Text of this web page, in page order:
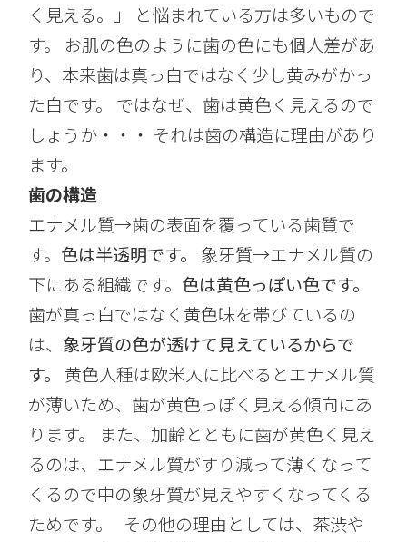
く見える。」 と悩まれている方は多いもので
す。 お肌の色のように歯の色にも個人差があ
り、本来歯は真っ白ではなく少し黄みがかっ
た白です。 ではなぜ、歯は黄色く見えるので
しょうか・・・ それは歯の構造に理由があり
ます。
歯の構造
エナメル質→歯の表面を覆っている歯質で
す。 色は半透明です。
象牙質→エナメル質の
下にある組織です。 色は黄色っぽい色です。
歯が真っ白ではなく黄色味を帯びているの
は、 象牙質の色が透けて見えているからで
す。
黄色人種は欧米人に比べるとエナメル質
が薄いため、歯が黄色っぽく見える傾向にあ
ります。 また、加齢とともに歯が黄色く見え
るのは、エナメル質がすり減って薄くなって
くるので中の象牙質が見えやすくなってくる
ためです。 その他の理由としては、茶渋や